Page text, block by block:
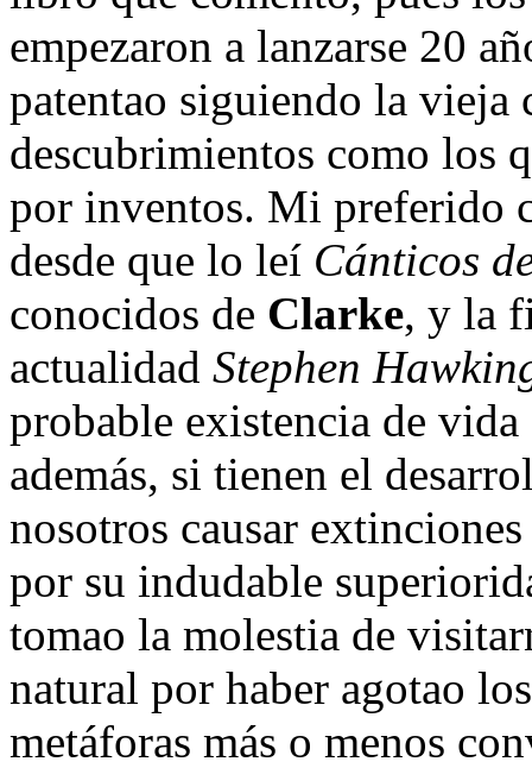
empezaron a lanzarse 20
patentao siguiendo la vieja
descubrimientos como los
por inventos. Mi preferido
desde que lo leí Cánticos
conocidos de Clarke, y la
actualidad Stephen
probable existencia de
además, si tienen el
nosotros causar
por su indudable
tomao la molestia de
natural por haber agotao
metáforas más o menos